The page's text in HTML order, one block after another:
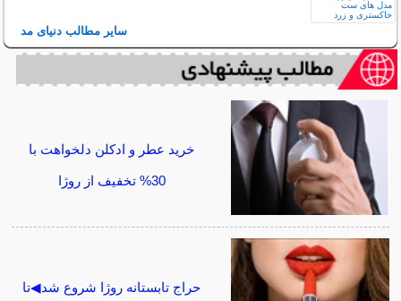
سایر مطالب دنیای مد
خرید عطر و ادکلن دلخواهت با
30% تخفیف از روژا
حراج تابستانه روژا شروع شد◀تا